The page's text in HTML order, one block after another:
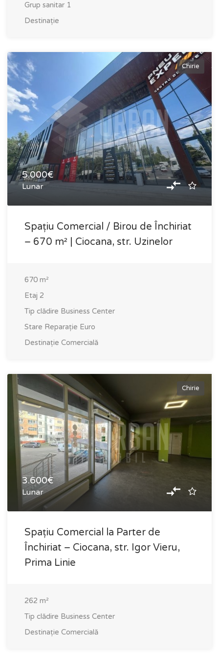
Grup sanitar 1
Destinație
Chirie
5.000€
Lunar
Spațiu Comercial / Birou de Închiriat
– 670 m² | Ciocana, str. Uzinelor
670 m²
Etaj 2
Tip clădire Business Center
Stare Reparație Euro
Destinație Comercială
Chirie
3.600€
Lunar
Spațiu Comercial la Parter de
Închiriat – Ciocana, str. Igor Vieru,
Prima Linie
262 m²
Tip clădire Business Center
Destinație Comercială